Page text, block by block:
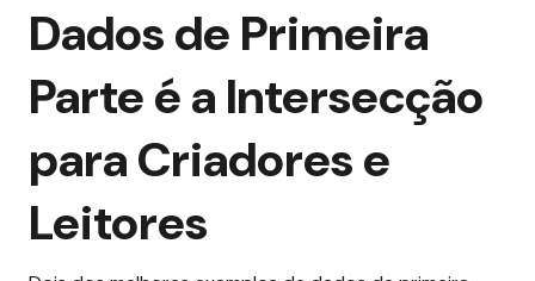
Dados de Primeira
Parte é a Intersecção
para Criadores e
Leitores